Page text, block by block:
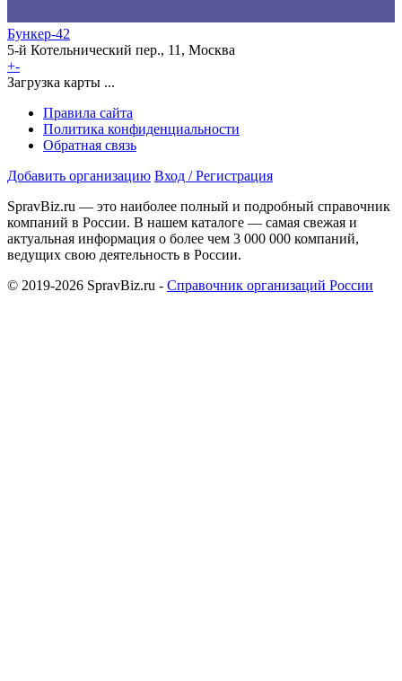
Бункер-42
5-й Котельнический пер., 11, Москва
+-
Загрузка карты ...
Правила сайта
Политика конфиденциальности
Обратная связь
Добавить организацию Вход / Регистрация
SpravBiz.ru — это наиболее полный и подробный справочник
компаний в России. В нашем каталоге — самая свежая и
актуальная информация о более чем 3 000 000 компаний,
ведущих свою деятельность в России.
© 2019-2026 SpravBiz.ru - Справочник организаций России